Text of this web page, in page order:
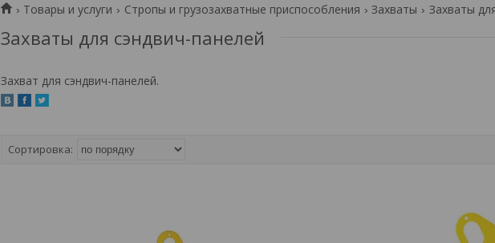
Товары и услуги Стропы и грузозахватные приспособления Захваты Захваты
Захваты для сэндвич-панелей
Захват для сэндвич-панелей.